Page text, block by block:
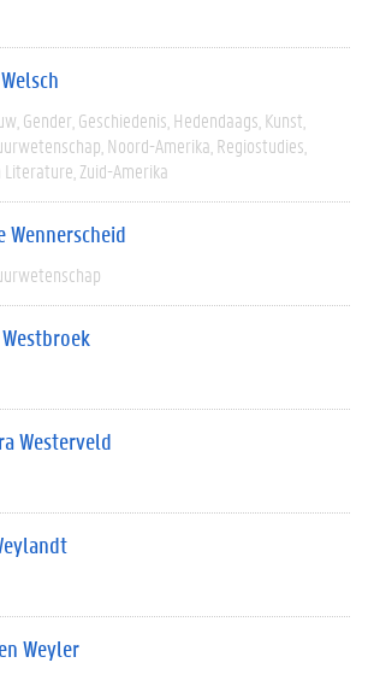
Gender Geschiedenis Hedendaags Kunst
Noord-Amerika Regiostudies
Literature Zuid-Amerika
Wennerscheid
Westerveld
Weyler